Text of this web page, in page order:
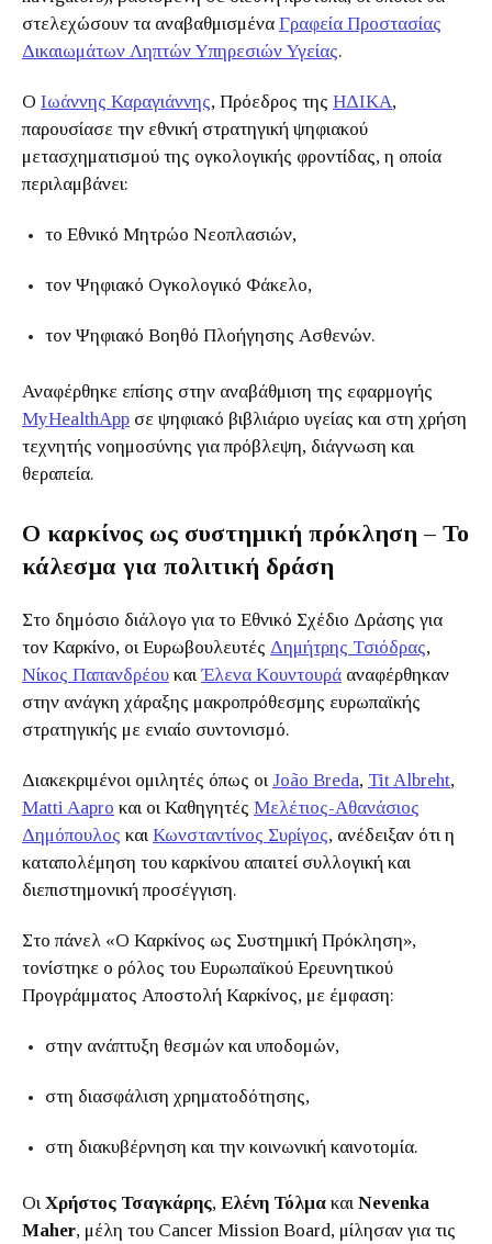
στελεχώσουν τα αναβαθμισμένα Γραφεία Προστασίας
Δικαιωμάτων Ληπτών Υπηρεσιών Υγείας.
Ο Ιωάννης Καραγιάννης, Πρόεδρος της ΗΔΙΚΑ,
παρουσίασε την εθνική στρατηγική ψηφιακού
μετασχηματισμού της ογκολογικής φροντίδας, η οποία
περιλαμβάνει:
το Εθνικό Μητρώο Νεοπλασιών,
τον Ψηφιακό Ογκολογικό Φάκελο,
τον Ψηφιακό Βοηθό Πλοήγησης Ασθενών.
Αναφέρθηκε επίσης στην αναβάθμιση της εφαρμογής
MyHealthApp σε ψηφιακό βιβλιάριο υγείας και στη χρήση
τεχνητής νοημοσύνης για πρόβλεψη, διάγνωση και
θεραπεία.
Ο καρκίνος ως συστημική πρόκληση – Το
κάλεσμα για πολιτική δράση
Στο δημόσιο διάλογο για το Εθνικό Σχέδιο Δράσης για
τον Καρκίνο, οι Ευρωβουλευτές Δημήτρης Τσιόδρας,
Νίκος Παπανδρέου και Έλενα Κουντουρά αναφέρθηκαν
στην ανάγκη χάραξης μακροπρόθεσμης ευρωπαϊκής
στρατηγικής με ενιαίο συντονισμό.
Διακεκριμένοι ομιλητές όπως οι João Breda, Tit Albreht,
Matti Aapro και οι Καθηγητές Μελέτιος-Αθανάσιος
Δημόπουλος και Κωνσταντίνος Συρίγος, ανέδειξαν ότι η
καταπολέμηση του καρκίνου απαιτεί συλλογική και
διεπιστημονική προσέγγιση.
Στο πάνελ «Ο Καρκίνος ως Συστημική Πρόκληση»,
τονίστηκε ο ρόλος του Ευρωπαϊκού Ερευνητικού
Προγράμματος Αποστολή Καρκίνος, με έμφαση:
στην ανάπτυξη θεσμών και υποδομών,
στη διασφάλιση χρηματοδότησης,
στη διακυβέρνηση και την κοινωνική καινοτομία.
Οι Χρήστος Τσαγκάρης, Ελένη Τόλμα και Nevenka
Maher, μέλη του Cancer Mission Board, μίλησαν για τις